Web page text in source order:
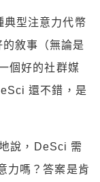
典型注意力代幣
敘事（無論是
個好的社群媒
還不錯，是
說，DeSci 需
力嗎？答案是肯